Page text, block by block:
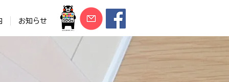
お知らせ